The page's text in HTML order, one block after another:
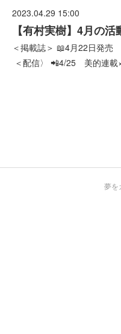
2023.04.29 15:00
【有村実樹】4月の活
＜掲載誌＞ 📖4月22日発売
＜配信〉 📲4/25 美的連
夢を